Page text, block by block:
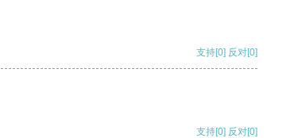
支持[0] 反对[0]
支持[0] 反对[0]